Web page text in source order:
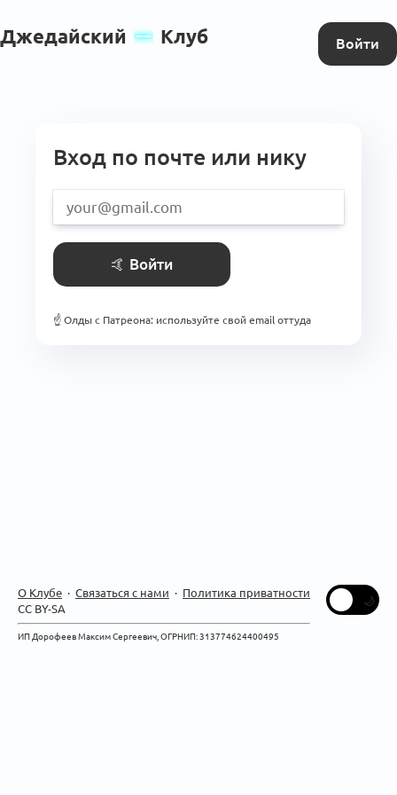
Джедайский Клуб Войти
Вход по почте или нику
🤙 Войти
☝️ Олды с Патреона: используйте свой email оттуда
О Клубе · Связаться с нами · Политика приватности
CC BY-SA
ИП Дорофеев Максим Сергеевич, ОГРНИП: 313774624400495